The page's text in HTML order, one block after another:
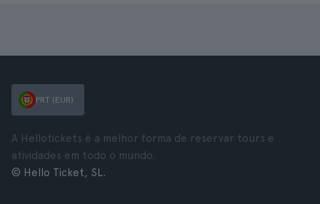
PRT (EUR)
A Hellotickets é a melhor forma de reservar tours e
atividades em todo o mundo.
© Hello Ticket, SL.